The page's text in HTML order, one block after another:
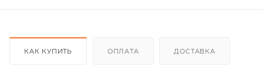
КАК КУПИТЬ ОПЛАТА ДОСТАВКА